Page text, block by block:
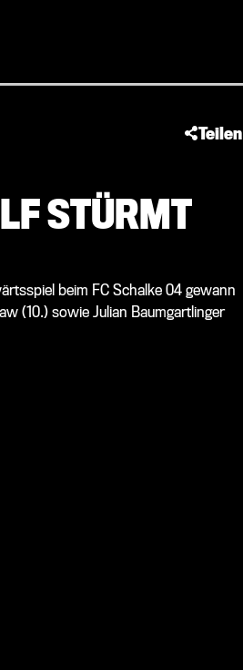
Teilen
STÜRMT
beim FC Schalke 04 gewann
(10.) sowie Julian Baumgartlinger